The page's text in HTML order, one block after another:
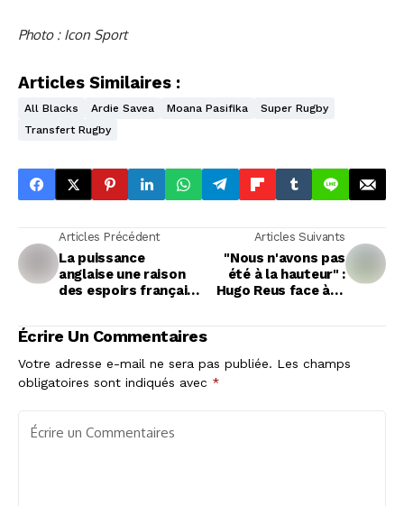
Photo : Icon Sport
Articles Similaires :
All Blacks Ardie Savea Moana Pasifika
Super Rugby
Transfert Rugby
Articles Précédent
La puissance
anglaise une raison
des espoirs français
Articles Suivants
"Nous n'avons pas
été à la hauteur" :
Hugo Reus face à la
Écrire Un Commentaires
Votre adresse e-mail ne sera pas publiée. Les champs
obligatoires sont indiqués avec *